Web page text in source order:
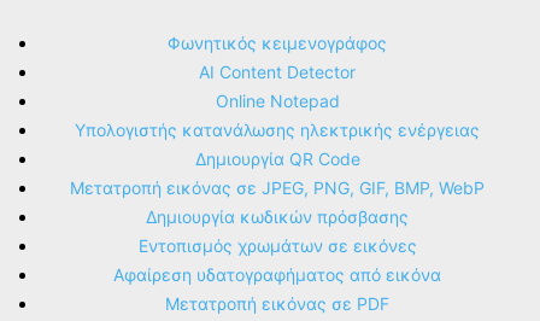
Φωνητικός κειμενογράφος
AI Content Detector
Online Notepad
Υπολογιστής κατανάλωσης ηλεκτρικής ενέργειας
Δημιουργία QR Code
Μετατροπή εικόνας σε JPEG, PNG, GIF, BMP, WebP
Δημιουργία κωδικών πρόσβασης
Εντοπισμός χρωμάτων σε εικόνες
Αφαίρεση υδατογραφήματος από εικόνα
Μετατροπή εικόνας σε PDF